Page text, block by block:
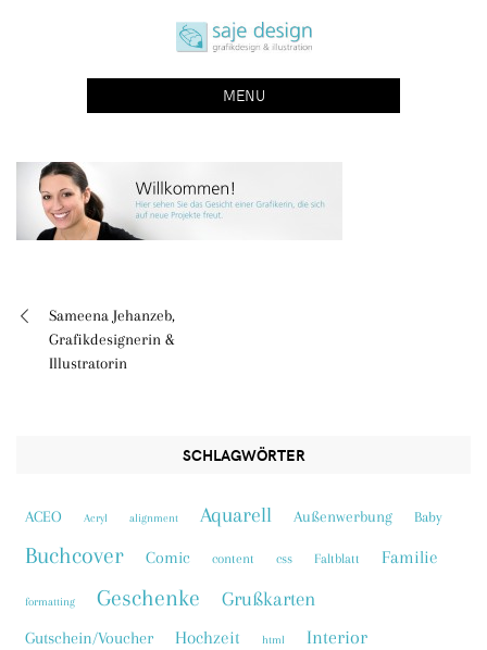
saje design bonn
grafikdesign | buchgestaltung | illustration
MENU
Beitragsnavigation
Sameena Jehanzeb,
Grafikdesignerin &
Illustratorin
SCHLAGWÖRTER
ACEO Acryl alignment Aquarell Außenwerbung Baby
Buchcover Comic content css Faltblatt Familie
formatting Geschenke Grußkarten
Gutschein/Voucher Hochzeit html Interior